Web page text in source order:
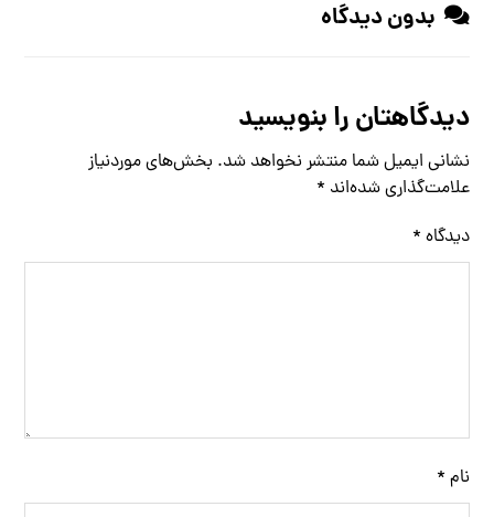
بدون دیدگاه
دیدگاهتان را بنویسید
نشانی ایمیل شما منتشر نخواهد شد. بخش‌های موردنیاز
علامت‌گذاری شده‌اند *
دیدگاه *
نام *